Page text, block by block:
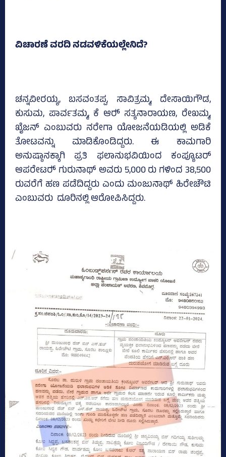
ವಿಚಾರಣೆ ವರದಿ ನಡವಳಿಕೆಯಲ್ಲೇನಿದೆ?
ಚನ್ನವೀರಯ್ಯ, ಬಸವಂತಪ್ಪ, ಸಾವಿತ್ರಮ್ಮ, ದೇಸಾಯಿಗೌಡ,
ಕುಸುಮ, ಪಾರ್ವತಮ್ಮ, ಕೆ ಆರ್‍‌ ಸತ್ಯನಾರಾಯಣ, ರೇಖಮ್ಮ,
ಖೈಜನ್ ಎಂಬುವರು ನರೇಗಾ ಯೋಜನೆಯಡಿಯಲ್ಲಿ ಅಡಿಕೆ
ತೋಟವನ್ನು ಮಾಡಿಕೊಂಡಿದ್ದರು. ಈ ಕಾಮಗಾರಿ
ಅನುಷ್ಠಾನಕ್ಕಾಗಿ ಪ್ರತಿ ಫಲಾನುಭವಿಯಿಂದ ಕಂಪ್ಯೂಟರ್
ಆಪರೇಟರ್‍‌ ಗುರುನಾಥ್‌ ಅವರು 5,000 ರು ಗಳಿಂದ 38,500
ರುವರೆಗೆ ಹಣ ಪಡೆದಿದ್ದರು ಎಂದು ಮಂಜುನಾಥ್‌ ಹಿರೇಚೌಟಿ
ಎಂಬುವರು ದೂರಿನಲ್ಲಿ ಆರೋಪಿಸಿದ್ದರು.